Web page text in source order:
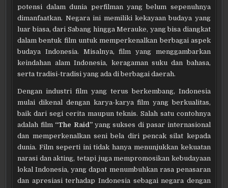
potensi dalam dunia perfilman yang belum sepenuhnya
dimanfaatkan. Negara ini memiliki kekayaan budaya yang
luar biasa, dari Sabang hingga Merauke, yang bisa diangkat
dalam bentuk film untuk memperkenalkan berbagai aspek
budaya Indonesia. Misalnya, film yang menggambarkan
keindahan alam Indonesia, keragaman suku dan bahasa,
serta tradisi-tradisi yang ada di berbagai daerah.
Dengan industri film yang terus berkembang, Indonesia
mulai dikenal dengan karya-karya film yang berkualitas,
baik dari segi cerita maupun teknis. Salah satu contohnya
adalah film “The Raid”yang sukses di pasar internasional
dan memperkenalkan seni bela diri pencak silat kepada
dunia. Film seperti ini tidak hanya menunjukkan kekuatan
narasi dan akting, tetapi juga mempromosikan kebudayaan
lokal Indonesia, yang dapat menumbuhkan rasa penasaran
dan apresiasi terhadap Indonesia sebagai negara dengan